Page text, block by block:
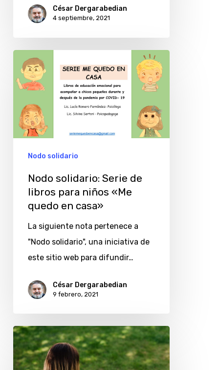
César Dergarabedian
4 septiembre, 2021
Nodo
solidario:
Serie
libros
para
niños
quedo
casa»
Nodo solidario
Nodo solidario: Serie de
libros para niños «Me
quedo en casa»
La siguiente nota pertenece a
"Nodo solidario", una iniciativa de
este sitio web para difundir…
César Dergarabedian
9 febrero, 2021
Trasplantes:
lanzan
una